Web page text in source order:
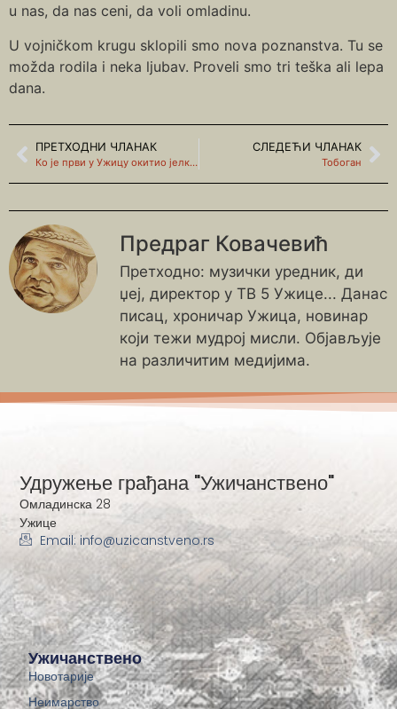
u nas, da nas ceni, da voli omladinu.
U vojničkom krugu sklopili smo nova poznanstva. Tu se
možda rodila i neka ljubav. Proveli smo tri teška ali lepa
dana.
ПРЕТХОДНИ ЧЛАНАК
Ко је први у Ужицу окитио јелку? (О новогодишњим обичајима)
СЛЕДЕЋИ ЧЛАНАК
Тобоган
Предраг Ковачевић
Претходно: музички уредник, ди
џеј, директор у ТВ 5 Ужице... Данас
писац, хроничар Ужица, новинар
који тежи мудрој мисли. Објављује
на различитим медијима.
Ужичанствено
Новотарије
Неимарство
Удружење грађана "Ужичанствено"
Омладинска 28
Ужице
Email: info@uzicanstveno.rs